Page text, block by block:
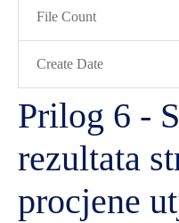
File Count
Create Date
Prilog 6 -
rezultata
procjene